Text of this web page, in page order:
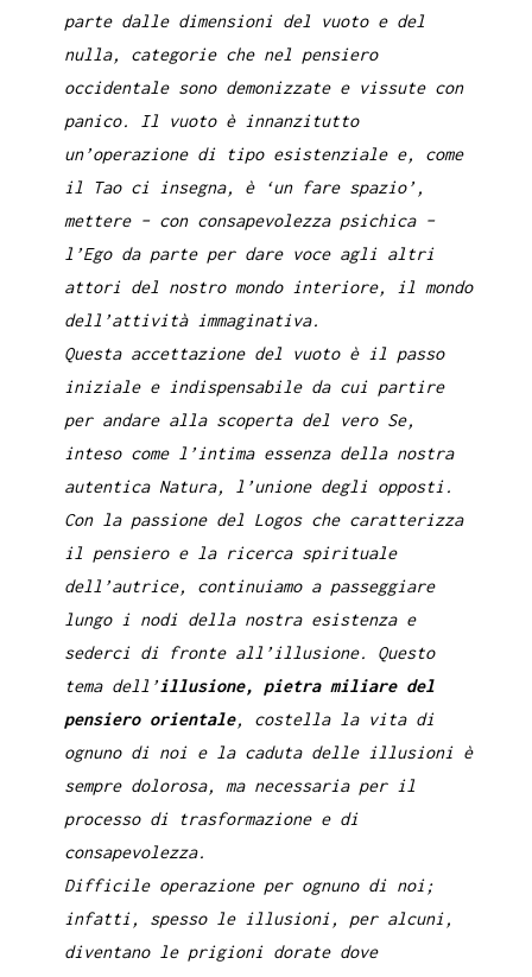
parte dalle dimensioni del vuoto e del
nulla, categorie che nel pensiero
occidentale sono demonizzate e vissute con
panico. Il vuoto è innanzitutto
un’operazione di tipo esistenziale e, come
il Tao ci insegna, è ‘un fare spazio’,
mettere – con consapevolezza psichica –
l’Ego da parte per dare voce agli altri
attori del nostro mondo interiore, il mondo
dell’attività immaginativa.
Questa accettazione del vuoto è il passo
iniziale e indispensabile da cui partire
per andare alla scoperta del vero Se,
inteso come l’intima essenza della nostra
autentica Natura, l’unione degli opposti.
Con la passione del Logos che caratterizza
il pensiero e la ricerca spirituale
dell’autrice, continuiamo a passeggiare
lungo i nodi della nostra esistenza e
sederci di fronte all’illusione. Questo
tema dell’illusione, pietra miliare del
pensiero orientale, costella la vita di
ognuno di noi e la caduta delle illusioni è
sempre dolorosa, ma necessaria per il
processo di trasformazione e di
consapevolezza.
Difficile operazione per ognuno di noi;
infatti, spesso le illusioni, per alcuni,
diventano le prigioni dorate dove